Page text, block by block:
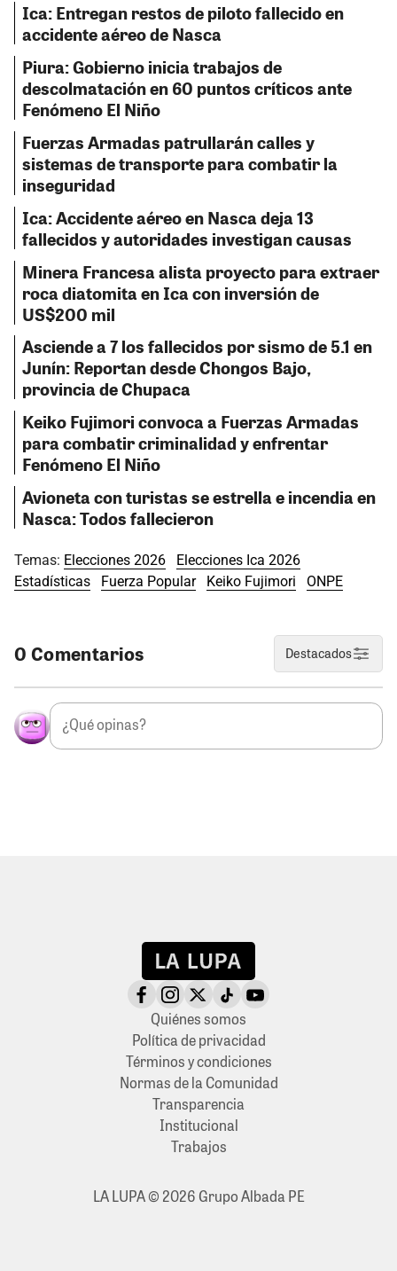
Ica: Entregan restos de piloto fallecido en
accidente aéreo de Nasca
Piura: Gobierno inicia trabajos de
descolmatación en 60 puntos críticos ante
Fenómeno El Niño
Fuerzas Armadas patrullarán calles y
sistemas de transporte para combatir la
inseguridad
Ica: Accidente aéreo en Nasca deja 13
fallecidos y autoridades investigan causas
Minera Francesa alista proyecto para extraer
roca diatomita en Ica con inversión de
US$200 mil
Asciende a 7 los fallecidos por sismo de 5.1 en
Junín: Reportan desde Chongos Bajo,
provincia de Chupaca
Keiko Fujimori convoca a Fuerzas Armadas
para combatir criminalidad y enfrentar
Fenómeno El Niño
Avioneta con turistas se estrella e incendia en
Nasca: Todos fallecieron
Temas: Elecciones 2026
Elecciones Ica 2026
Estadísticas
Fuerza Popular Keiko Fujimori ONPE
0 Comentarios Destacados
Quiénes somos
Política de privacidad
Términos y condiciones
Normas de la Comunidad
Transparencia
Institucional
Trabajos
LA LUPA © 2026 Grupo Albada PE